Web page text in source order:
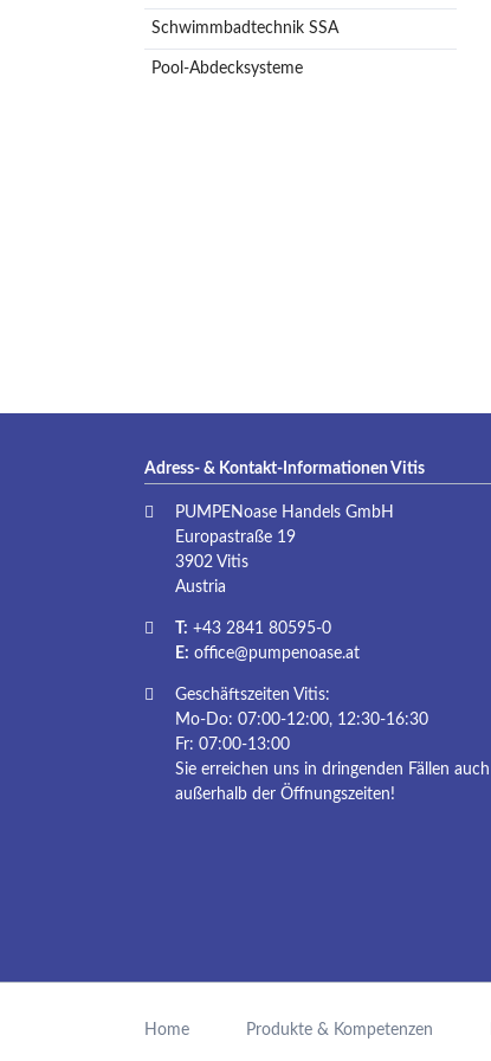
Schwimmbadtechnik SSA
Pool-Abdecksysteme
Adress- & Kontakt-Informationen Vitis
PUMPENoase Handels GmbH
Europastraße 19
3902 Vitis
Austria
T: +43 2841 80595-0
E: office@pumpenoase.at
Geschäftszeiten Vitis:
Mo-Do: 07:00-12:00, 12:30-16:30
Fr: 07:00-13:00
Sie erreichen uns in dringenden Fällen auch
außerhalb der Öffnungszeiten!
überspringen
Home Produkte & Kompetenzen